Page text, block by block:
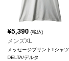
¥5,390 (税込)
メンズXL
メッセージプリントTシャツ
DELTA/デルタ